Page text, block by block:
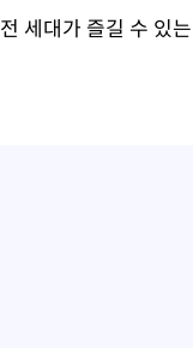
세대가 즐길 수 있는